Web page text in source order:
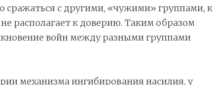
сражаться с другими, «чужими» группами, к
располагает к доверию. Таким образом
войн между разными группами
механизма ингибирования насилия, у